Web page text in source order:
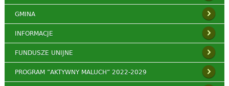
GMINA
INFORMACJE
FUNDUSZE UNIJNE
PROGRAM ”AKTYWNY MALUCH” 2022-2029